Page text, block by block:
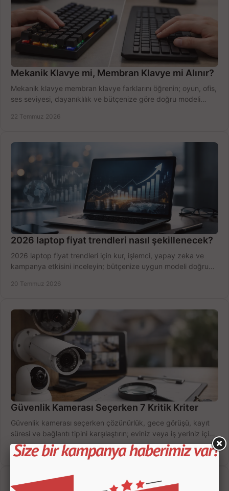
Mekanik Klavye mi, Membran Klavye mi Alınır?
Mekanik klavye membran klavye farklarını öğrenin; oyun, ofis,
ses seviyesi, dayanıklılık ve bütçenize göre doğru modeli
22 Temmuz 2026
2026 laptop fiyat trendleri nasıl şekillenecek?
2026 laptop fiyat trendleri için kur, işlemci, yapay zeka ve
kampanya etkisini inceleyin; bütçenize uygun modeli doğru
20 Temmuz 2026
Güvenlik Kamerası Seçerken 7 Kritik Kriter
Güvenlik kamerası seçerken çözünürlük, gece görüşü, kayıt
süresi ve bağlantı tipini karşılaştırın; eviniz veya iş yeriniz için
doğru sistemi hemen seçin.
18 Temmuz 2026